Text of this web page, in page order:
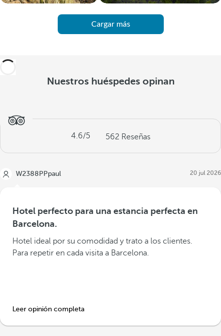
Cargar más
Nuestros huéspedes opinan
4.6/5 562 Reseñas
W2388PPpaul 20 jul 2026
Hotel perfecto para una estancia perfecta en
Barcelona.
Hotel ideal por su comodidad y trato a los clientes.
Para repetir en cada visita a Barcelona.
Leer opinión completa